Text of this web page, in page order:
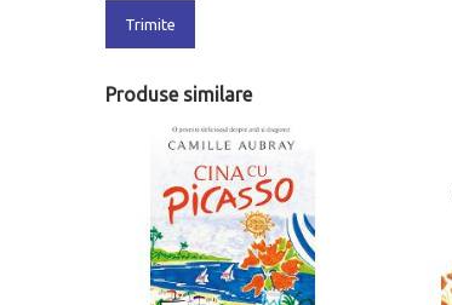
Trimite
Produse similare